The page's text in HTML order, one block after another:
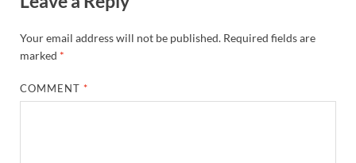
Your email address will not be published. Required fields are
marked *
COMMENT*